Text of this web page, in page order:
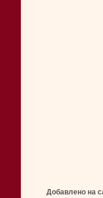
Добавлено на